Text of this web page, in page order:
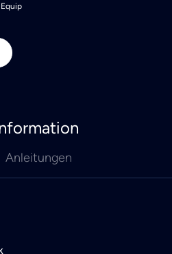
Anleitungen